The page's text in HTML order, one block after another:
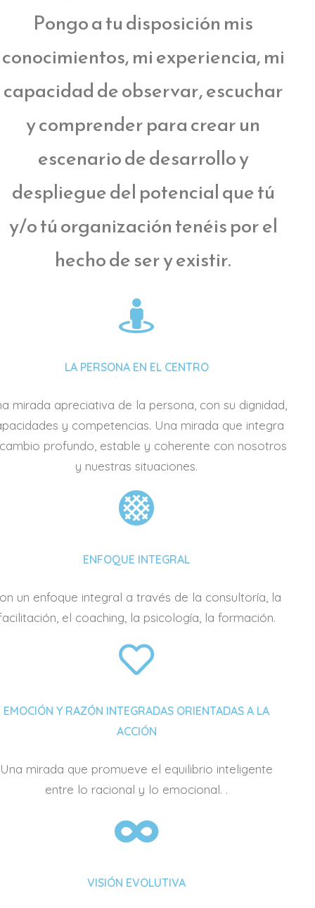
Pongo a tu disposición mis
conocimientos, mi experiencia, mi
capacidad de observar, escuchar
y comprender para crear un
escenario de desarrollo y
despliegue del potencial que tú
y/o tú organización tenéis por el
hecho de ser y existir.
LA PERSONA EN EL CENTRO
mirada apreciativa de la persona, con su dignidad,
y competencias. Una mirada que integra
profundo, estable y coherente con nosotros
y nuestras situaciones.
ENFOQUE INTEGRAL
un enfoque integral a través de la consultoría, la
el coaching, la psicología, la formación.
EMOCIÓN Y RAZÓN INTEGRADAS ORIENTADAS A LA
ACCIÓN
Una mirada que promueve el equilibrio inteligente
entre lo racional y lo emocional. .
VISIÓN EVOLUTIVA